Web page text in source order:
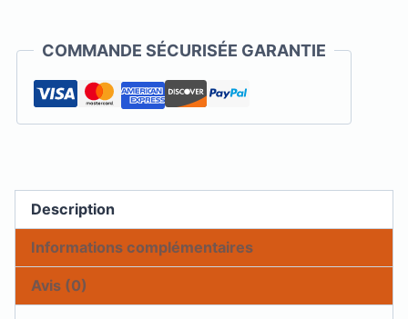
RB3548-
COMMANDE SÉCURISÉE GARANTIE
Description
Informations complémentaires
Avis (0)